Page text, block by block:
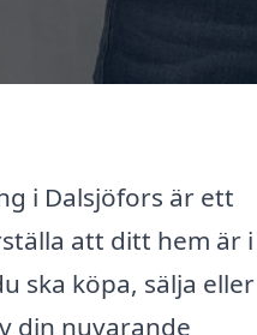
i Dalsjöfors är ett
att ditt hem är i
ska köpa, sälja eller
din nuvarande